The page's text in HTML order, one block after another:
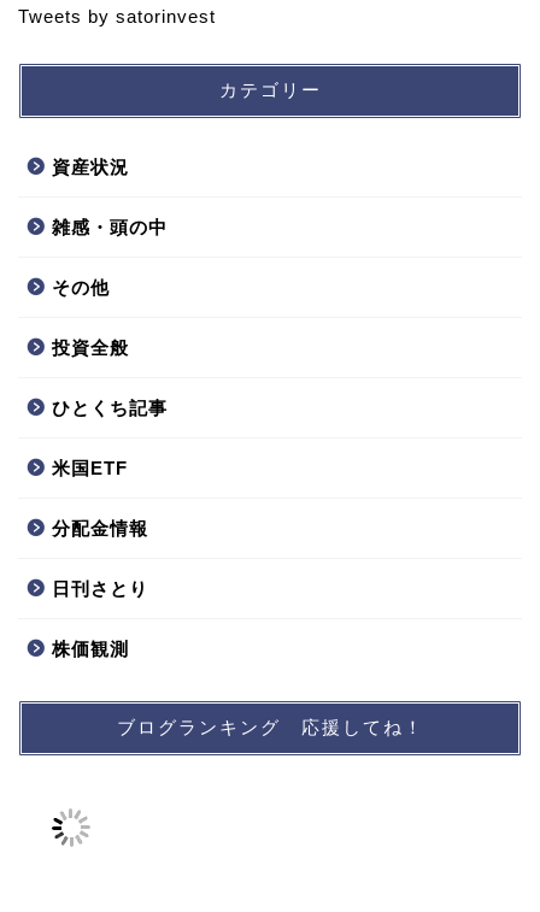
Tweets by satorinvest
カテゴリー
資産状況
雑感・頭の中
その他
投資全般
ひとくち記事
米国ETF
分配金情報
日刊さとり
株価観測
ブログランキング 応援してね！